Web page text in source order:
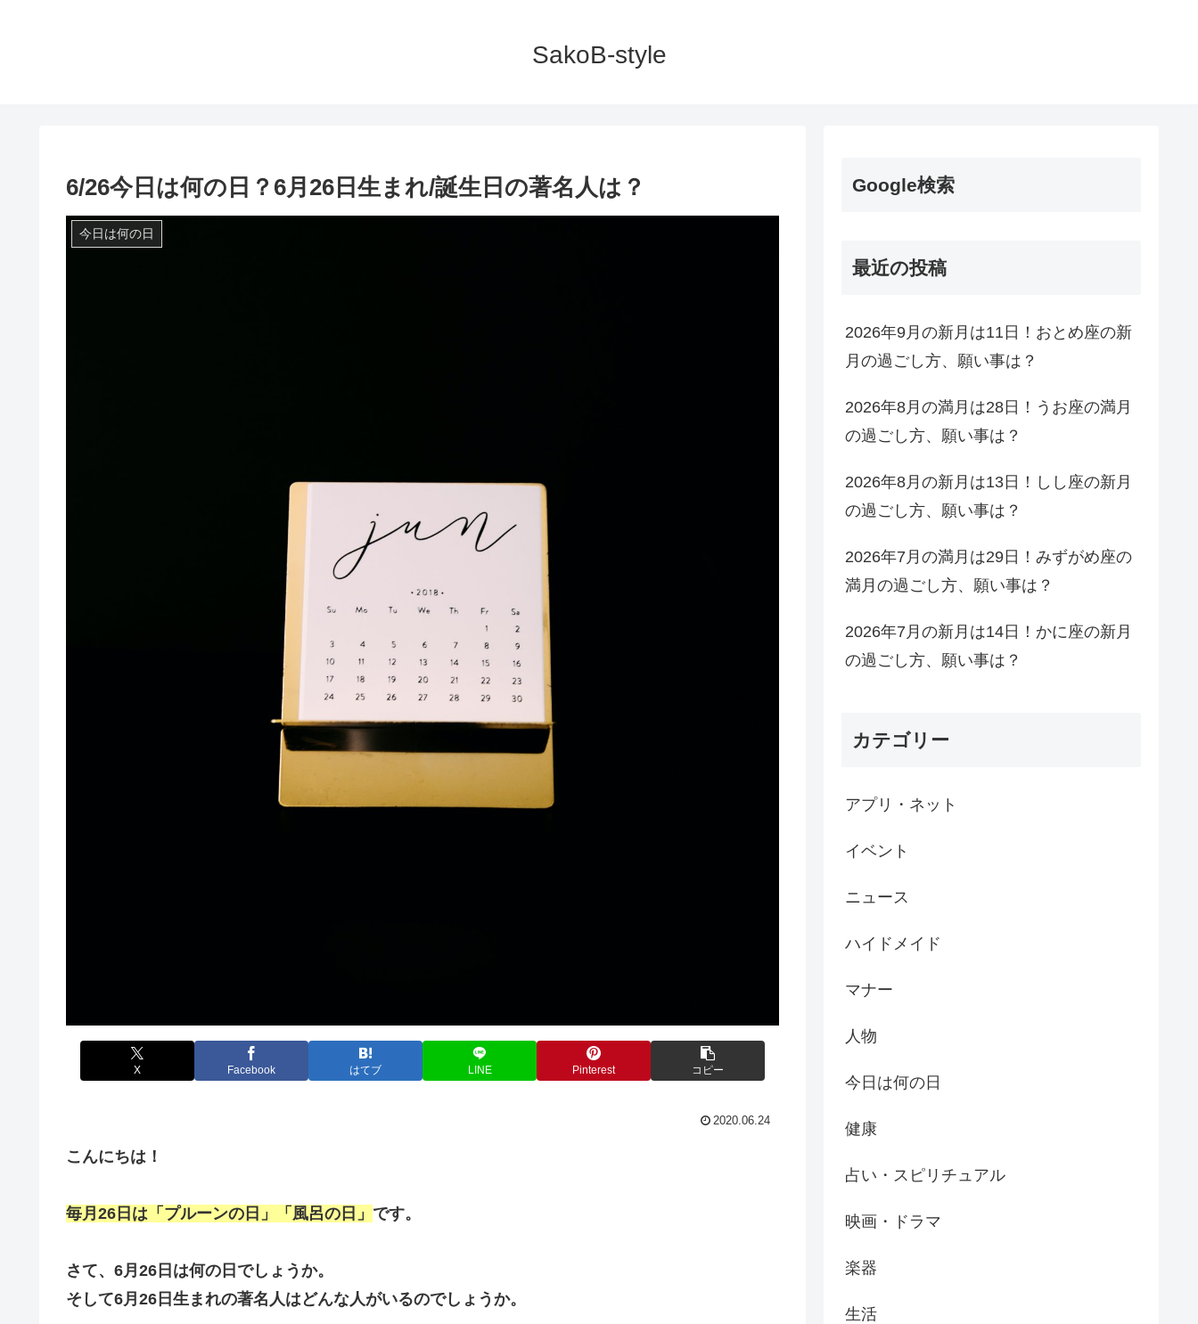
SakoB-style
6/26今日は何の日？6月26日生まれ/誕生日の著名人は？
今日は何の日
X Facebook はてブ LINE Pinterest コピー
2020.06.24
こんにちは！
毎月26日は「プルーンの日」「風呂の日」 です。
さて、6月26日は何の日でしょうか。
そして6月26日生まれの著名人はどんな人がいるのでしょうか。
Google検索
最近の投稿
2026年9月の新月は11日！おとめ座の新
月の過ごし方、願い事は？
2026年8月の満月は28日！うお座の満月
の過ごし方、願い事は？
2026年8月の新月は13日！しし座の新月
の過ごし方、願い事は？
2026年7月の満月は29日！みずがめ座の
満月の過ごし方、願い事は？
2026年7月の新月は14日！かに座の新月
の過ごし方、願い事は？
カテゴリー
アプリ・ネット
イベント
ニュース
ハイドメイド
マナー
人物
今日は何の日
健康
占い・スピリチュアル
映画・ドラマ
楽器
生活